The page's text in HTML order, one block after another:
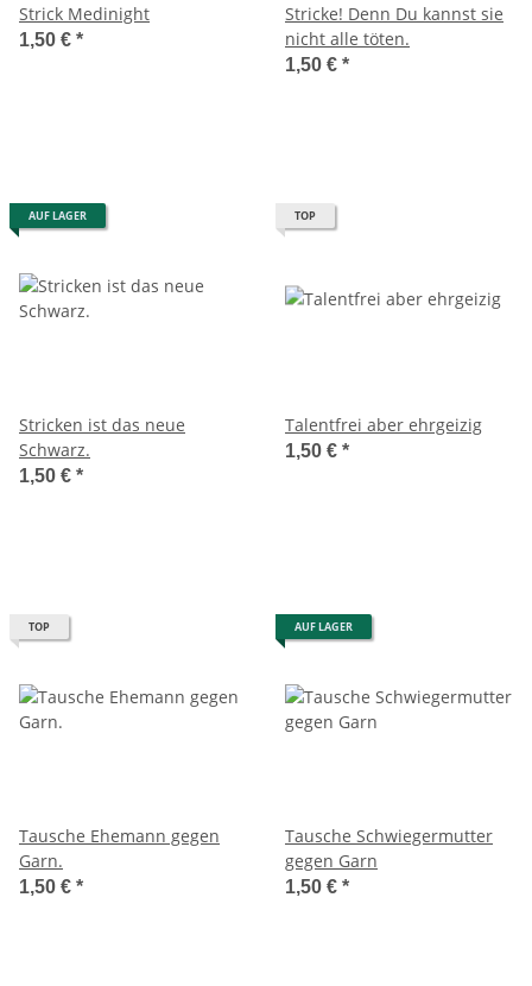
Strick Medinight
1,50 € *
Stricke! Denn Du kannst sie
nicht alle töten.
1,50 € *
AUF LAGER
Stricken ist das neue
Schwarz.
1,50 € *
TOP
Talentfrei aber ehrgeizig
1,50 € *
TOP
Tausche Ehemann gegen
Garn.
1,50 € *
AUF LAGER
Tausche Schwiegermutter
gegen Garn
1,50 € *